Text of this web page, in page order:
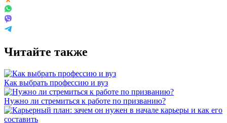
Читайте также
Как выбрать профессию и вуз
Нужно ли стремиться к работе по призванию?